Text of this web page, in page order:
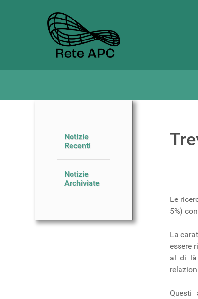
Notizie
Recenti
Notizie
Archiviate
Le
5%)
La
essere
al di là
Questi